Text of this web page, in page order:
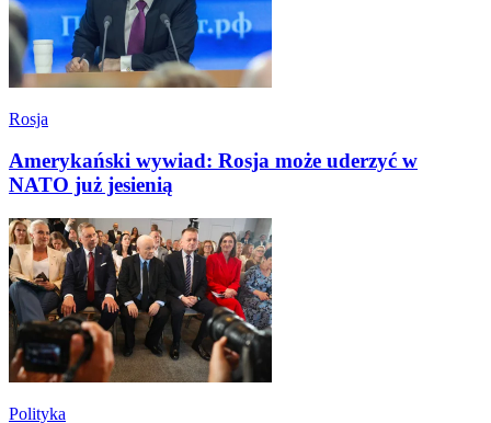
Rosja
Amerykański wywiad: Rosja może uderzyć w
NATO już jesienią
Polityka